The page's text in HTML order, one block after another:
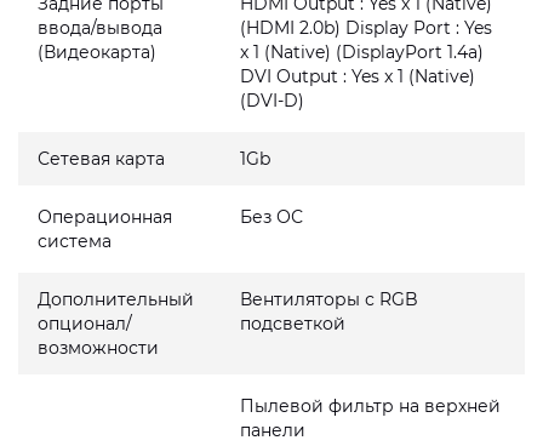
ввода/вывода
(Видеокарта)
(HDMI 2.0b) Display Port : Yes
x 1 (Native) (DisplayPort 1.4a)
DVI Output : Yes x 1 (Native)
(DVI-D)
Сетевая карта 1Gb
Операционная
система
Без ОС
Дополнительный
опционал/
возможности
Вентиляторы с RGB
подсветкой
Пылевой фильтр на верхней
панели